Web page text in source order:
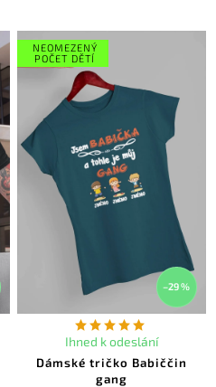
NEOMEZENÝ
POČET DĚTÍ
–29 %
Dámské tričko Babiččin
gang
Ihned k odeslání